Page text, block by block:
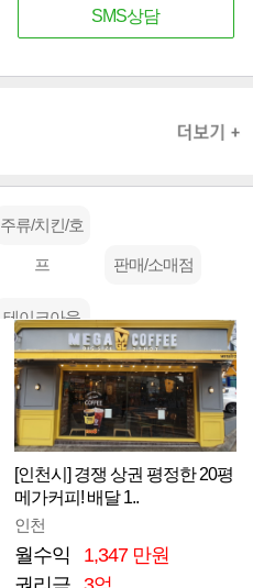
SMS상담
주류/치킨/호
프 판매/소매점
테이크아웃
[인천시] 경쟁 상권 평정한 20평
메가커피! 배달 1..
인천
월수익
1,347 만원